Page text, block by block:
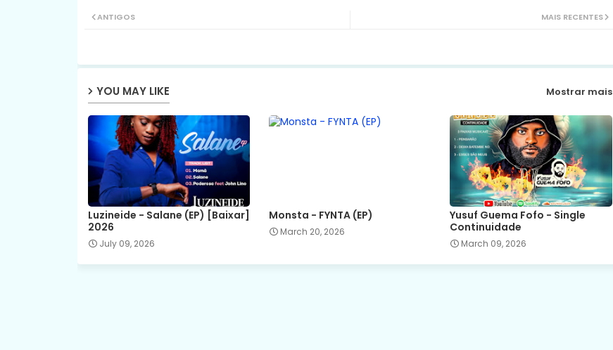
MAIS RECENTES
ANTIGOS
YOU MAY LIKE Mostrar mais
Luzineide - Salane (EP) [Baixar]
2026
July 09, 2026
Monsta - FYNTA (EP)
March 20, 2026
Yusuf Guema Fofo - Single
Continuidade
March 09, 2026